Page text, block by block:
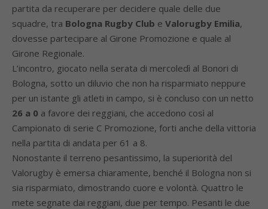
partita da recuperare per decidere quale delle due
squadre, tra Bologna Rugby Club e Valorugby Emilia,
dovesse partecipare al Girone Promozione e quale al
Girone Regionale.
L’incontro, giocato nella serata di mercoledì al Bonori di
Bologna, sotto un diluvio che non ha risparmiato neppure
per un istante gli atleti in campo, si è concluso con un netto
26 a 0 a favore dei reggiani, che accedono così al
Campionato di serie C Promozione, forti anche della vittoria
nella partita di andata per 61 a 8.
Nonostante il terreno pesantissimo, la superiorità del
Valorugby è emersa chiaramente, benché il Bologna non si
sia risparmiato, dimostrando cuore e volontà. Quattro le
mete segnate dai reggiani, due per tempo. Pesanti le due